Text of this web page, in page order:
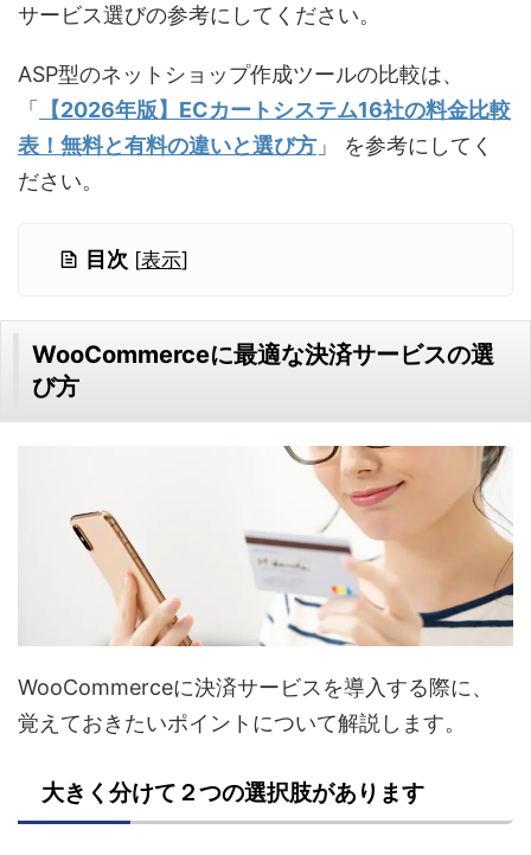
サービス選びの参考にしてください。
ASP型のネットショップ作成ツールの比較は、
「 【2026年版】ECカートシステム16社の料金比較
表！無料と有料の違いと選び方 」 を参考にしてく
ださい。
目次 [表示]
WooCommerceに最適な決済サービスの選
び方
WooCommerceに決済サービスを導入する際に、
覚えておきたいポイントについて解説します。
大きく分けて２つの選択肢があります